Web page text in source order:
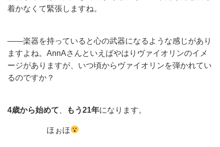
着かなくて緊張しますね。
——楽器を持っていると心の武器になるような感じがあり
ますよね。AnnAさんといえばやはりヴァイオリンのイメ
ージがありますが、いつ頃からヴァイオリンを弾かれてい
るのですか？
4歳から始めて もう21年になります。
ほぉほ